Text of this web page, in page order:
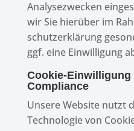
Analy­se­zwe­cken
wir Sie hier­über im
schutz­er­klä­rung
ggf. eine Einwil­li­gung
Cookie-
Compliance
Unsere Website nutzt
Tech­no­lo­gie von